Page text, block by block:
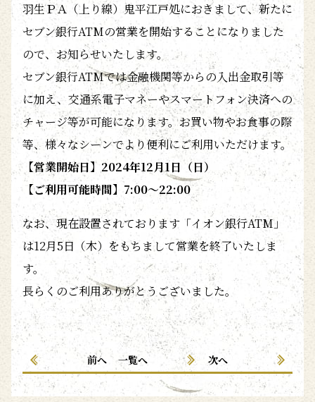
羽生ＰＡ（上り線）鬼平江戸処におきまして、新たに
セブン銀行ATMの営業を開始することになりました
ので、お知らせいたします。
セブン銀行ATMでは金融機関等からの入出金取引等
に加え、交通系電子マネーやスマートフォン決済への
チャージ等が可能になります。お買い物やお食事の際
等、様々なシーンでより便利にご利用いただけます。
【営業開始日】 2024年12月1日（日）
【ご利用可能時間】 7:00～22:00
なお、現在設置されております「イオン銀行ATM」
は12月5日（木）をもちまして営業を終了いたしま
す。
長らくのご利用ありがとうございました。
前へ 一覧へ 次へ